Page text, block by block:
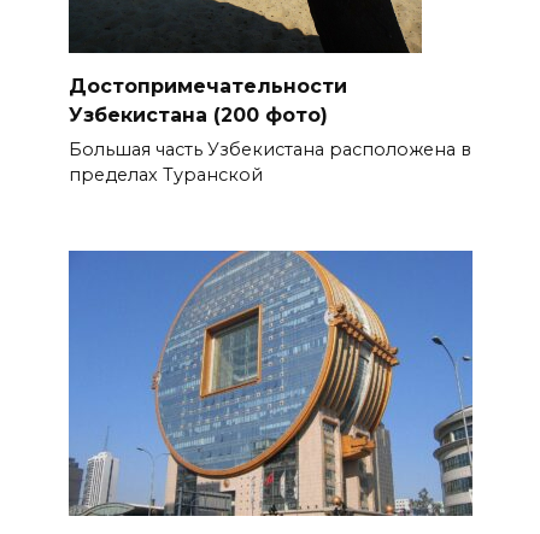
Достопримечательности
Узбекистана (200 фото)
Большая часть Узбекистана расположена в
пределах Туранской